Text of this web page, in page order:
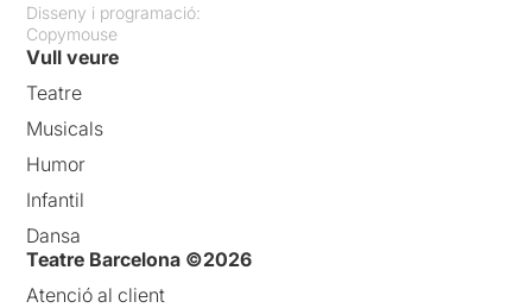
Disseny i programació:
Copymouse
Vull veure
Teatre
Musicals
Humor
Infantil
Dansa
Teatre Barcelona ©2026
Atenció al client